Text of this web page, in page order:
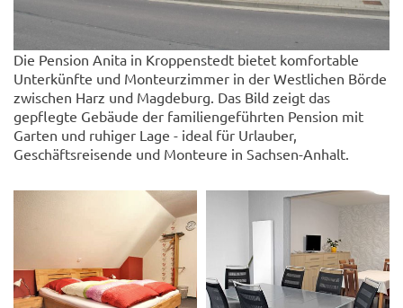
Die Pension Anita in Kroppenstedt bietet komfortable
Unterkünfte und Monteurzimmer in der Westlichen Börde
zwischen Harz und Magdeburg. Das Bild zeigt das
gepflegte Gebäude der familiengeführten Pension mit
Garten und ruhiger Lage - ideal für Urlauber,
Geschäftsreisende und Monteure in Sachsen-Anhalt.